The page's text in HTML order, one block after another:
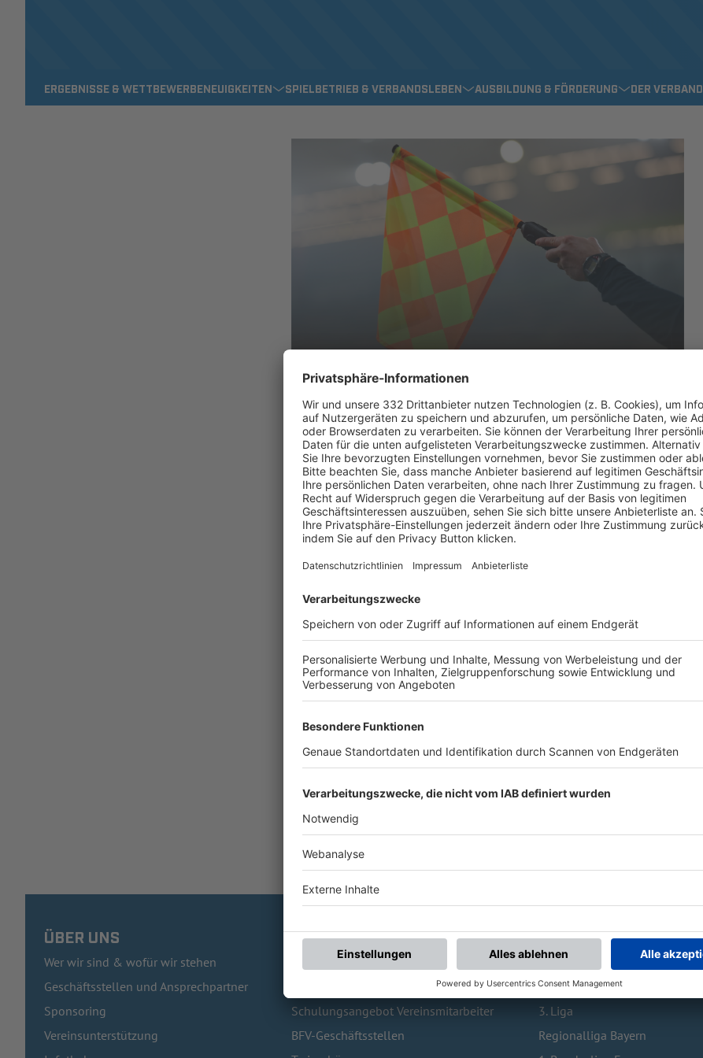
ERGEBNISSE & WETTBEWERBENEUIGKEITEN SPIELBETRIEB & VERBANDSLEBEN AUSBILDUNG & FÖRDERUNG DER VERBAND
404 – OOPS, DAS GING
WOHL INS AUS.
Die angeforderte Seite existiert leider nicht.
ÜBER UNS
Wer wir sind & wofür wir stehen
Geschäftsstellen und Ansprechpartner
Sponsoring
Vereinsunterstützung
HÄUFIG BESUCHTE SEITEN
Pässe und Vereinswechsel
Schulungsangebot Vereinsmitarbeiter
BFV-Geschäftsstellen
TOPLIGEN
1. Bundesliga
2. Bundesliga
3. Liga
Regionalliga Bayern